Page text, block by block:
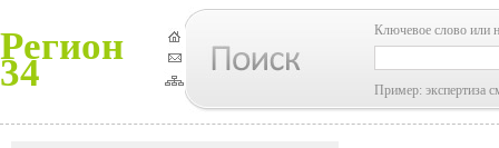
Регион
34
Ключевое слово или
Пример: экспертиза